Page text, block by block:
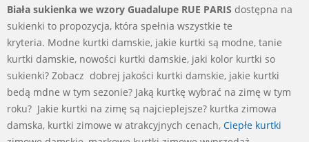
Biała sukienka we wzory Guadalupe RUE PARIS dostępna na
sukienki to propozycja, która spełnia wszystkie te
kryteria. Modne kurtki damskie, jakie kurtki są modne, tanie
kurtki damskie, nowości kurtki damskie, jaki kolor kurtki so
sukienki? Zobacz dobrej jakości kurtki damskie, jakie kurtki
bedą mdne w tym sezonie? Jaką kurtkę wybrać na zimę w tym
roku? Jakie kurtki na zimę są najcieplejsze? kurtka zimowa
damska, kurtki zimowe w atrakcyjnych cenach, Ciepłe kurtki